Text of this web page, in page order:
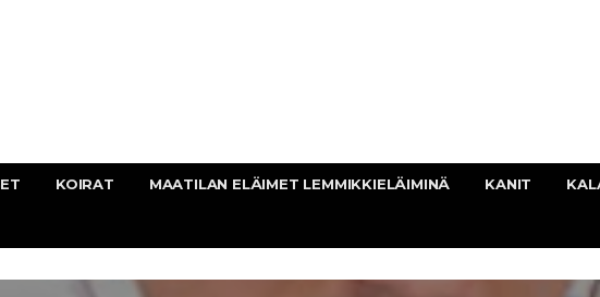
KOIRAT MAATILAN ELÄIMET LEMMIKKIELÄIMINÄ KANIT